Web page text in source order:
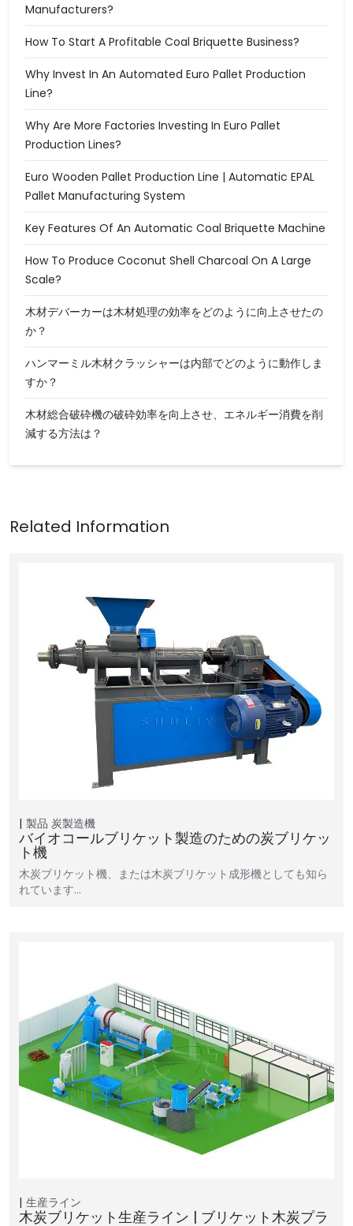
Manufacturers?
How To Start A Profitable Coal Briquette Business?
Why Invest In An Automated Euro Pallet Production
Line?
Why Are More Factories Investing In Euro Pallet
Production Lines?
Euro Wooden Pallet Production Line | Automatic EPAL
Pallet Manufacturing System
Key Features Of An Automatic Coal Briquette Machine
How To Produce Coconut Shell Charcoal On A Large
Scale?
木材デバーカーは木材処理の効率をどのように向上させたの
か？
ハンマーミル木材クラッシャーは内部でどのように動作しま
すか？
木材総合破砕機の破砕効率を向上させ、エネルギー消費を削
減する方法は？
製品 炭製造機
バイオコールブリケット製造のための炭ブリケッ
ト機
木炭ブリケット機、または木炭ブリケット成形機としても知ら
れています…
生産ライン
木炭ブリケット生産ライン | ブリケット木炭プラ